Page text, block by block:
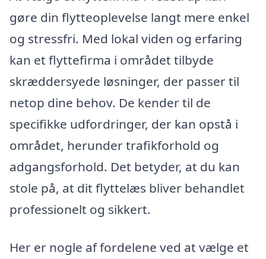
gøre din flytteoplevelse langt mere enkel
og stressfri. Med lokal viden og erfaring
kan et flyttefirma i området tilbyde
skræddersyede løsninger, der passer til
netop dine behov. De kender til de
specifikke udfordringer, der kan opstå i
området, herunder trafikforhold og
adgangsforhold. Det betyder, at du kan
stole på, at dit flyttelæs bliver behandlet
professionelt og sikkert.
Her er nogle af fordelene ved at vælge et